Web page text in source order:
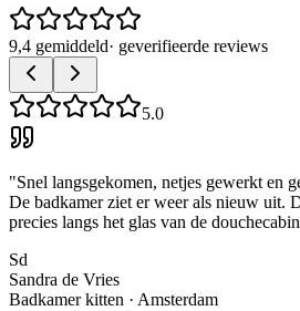
9,4 gemiddeld· geverifieerde reviews
5.0
"Snel langsgekomen, netjes gewerkt en
De badkamer ziet er weer als nieuw uit.
precies langs het glas van de
Sd
Sandra de Vries
Badkamer kitten · Amsterdam